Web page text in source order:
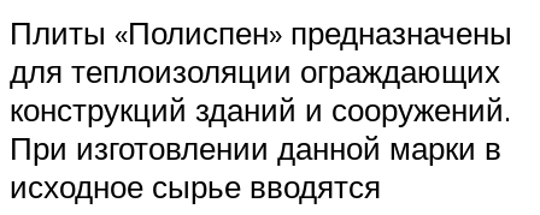
Плиты «Полиспен» предназначены
для теплоизоляции ограждающих
конструкций зданий и сооружений.
При изготовлении данной марки в
исходное сырье вводятся